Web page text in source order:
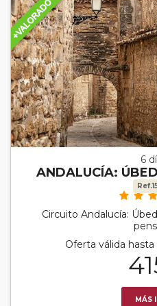
6
ANDALUCÍA:
Circuito Andalucía:
Oferta válida
MÁS